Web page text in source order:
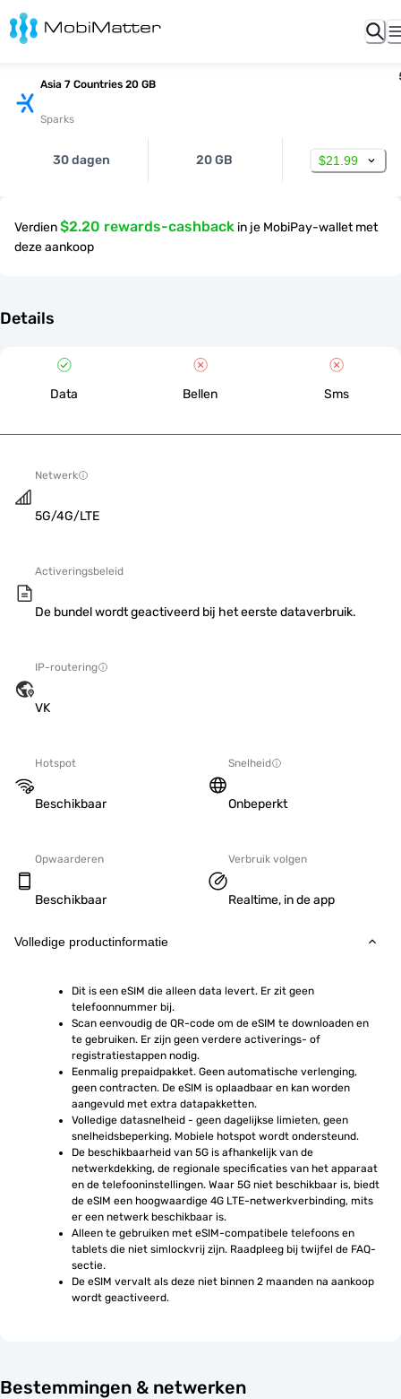
Asia 7 Countries 20 GB
Sparks
30 dagen 20 GB $21.99
Verdien$2.20 rewards-cashback in je MobiPay-wallet met
deze aankoop
Details
Data Bellen Sms
Netwerk
5G/4G/LTE
Activeringsbeleid
De bundel wordt geactiveerd bij het eerste dataverbruik.
IP-routering
VK
Hotspot
Beschikbaar
Snelheid
Onbeperkt
Opwaarderen
Beschikbaar
Verbruik volgen
Realtime, in de app
Volledige productinformatie
Dit is een eSIM die alleen data levert. Er zit geen
telefoonnummer bij.
Scan eenvoudig de QR-code om de eSIM te downloaden en
te gebruiken. Er zijn geen verdere activerings- of
registratiestappen nodig.
Eenmalig prepaidpakket. Geen automatische verlenging,
geen contracten. De eSIM is oplaadbaar en kan worden
aangevuld met extra datapakketten.
Volledige datasnelheid - geen dagelijkse limieten, geen
snelheidsbeperking. Mobiele hotspot wordt ondersteund.
De beschikbaarheid van 5G is afhankelijk van de
netwerkdekking, de regionale specificaties van het apparaat
en de telefooninstellingen. Waar 5G niet beschikbaar is, biedt
de eSIM een hoogwaardige 4G LTE-netwerkverbinding, mits
er een netwerk beschikbaar is.
Alleen te gebruiken met eSIM-compatibele telefoons en
tablets die niet simlockvrij zijn. Raadpleeg bij twijfel de FAQ-
sectie.
De eSIM vervalt als deze niet binnen 2 maanden na aankoop
wordt geactiveerd.
Bestemmingen & netwerken